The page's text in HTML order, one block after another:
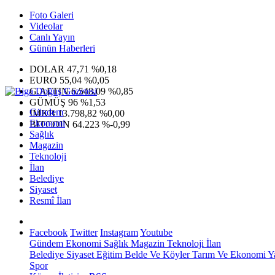
Foto Galeri
Videolar
Canlı Yayın
Günün Haberleri
DOLAR 47,71 %0,18
EURO 55,04 %0,05
G.ALTIN6.548,09 %0,85
GÜMÜŞ 96 %1,53
IMKB13.798,82 %0,00
BITCOIN 64.223 %-0,99
Gündem
Ekonomi
Sağlık
Magazin
Teknoloji
İlan
Belediye
Siyaset
Resmî İlan
Facebook Twitter InstagramYoutube
Gündem Ekonomi Sağlık Magazin Teknoloji İlan
Belediye Siyaset Eğitim Belde Ve KöylerTarım Ve Ekonomi
Spor